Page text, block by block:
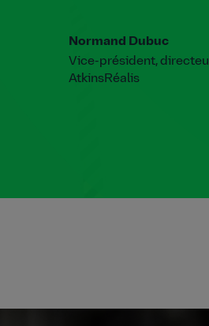
Normand Dubuc
Vice-président,
AtkinsRéalis